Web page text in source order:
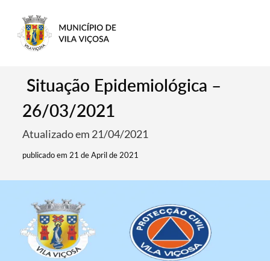
Situação Epidemiológica –
26/03/2021
Atualizado em 21/04/2021
publicado em 21 de April de 2021